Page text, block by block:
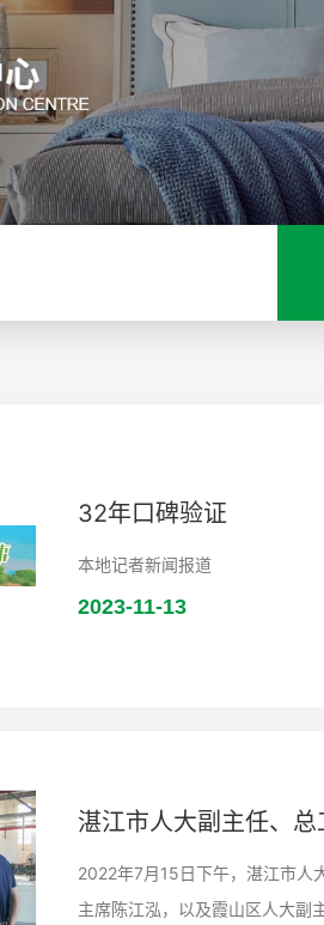
32年口碑验证
本地记者新闻报道
2023-11-13
湛江市人大副主任、
2022年7月15日下午，湛江市人
主席陈江泓，以及霞山区人大副